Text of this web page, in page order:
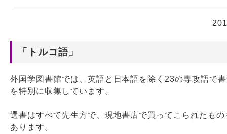
4つの図書館
Webサービス
「トルコ語」
外国学図書館では、英語と日本語を除く23の専攻語で
を特別に収集しています。
選書はすべて先生方で、現地書店で買ってこられたも
あります。